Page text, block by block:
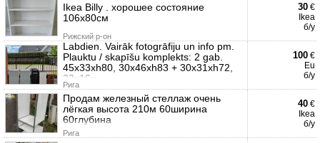
Ikea Billy . хорошее состояние
106x80см
Рижский р-он
30 €
Ikea
б/у
Labdien. Vairāk fotogrāfiju un info pm.
Plauktu / skapīšu komplekts: 2 gab.
45x33xh80, 30x46xh83 + 30x31xh72,
33x16x
Рига
100 €
Eu
б/у
Продам железный стеллаж очень
лёгкая высота 210м 60ширина
60глубина
Рига
40 €
Ikea
б/у